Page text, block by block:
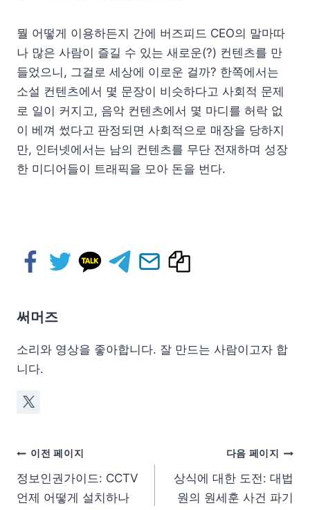
뭘 어떻게 이용하든지 간에 버즈피드 CEO의 말마따
나 많은 사람이 즐길 수 있는 새로운(?) 컨텐츠를 만
들었으니, 그걸로 세상에 이로운 걸까? 한쪽에서는
소설 컨텐츠에서 몇 문장이 비슷하다고 사회적 문제
로 일이 커지고, 음악 컨텐츠에서 몇 마디를 허락 없
이 베껴 썼다고 판정되면 사회적으로 매장을 당하지
만, 인터넷에서는 남의 컨텐츠를 무단 전재하며 성장
한 미디어들이 트래픽을 모아 돈을 번다.
써머즈
소리와 영상을 좋아합니다. 잘 만드는 사람이고자 합
니다.
이전 페이지
정보인권가이드: CCTV
언제 어떻게 설치하나
다음 페이지
상식에 대한 도전: 대법
원의 원세훈 사건 파기